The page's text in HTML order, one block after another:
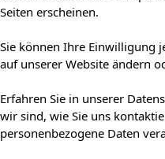
Seiten erscheinen.
Sie können Ihre Einwilligung
auf unserer Website ändern
Erfahren Sie in unserer
wir sind, wie Sie uns
personenbezogene Daten